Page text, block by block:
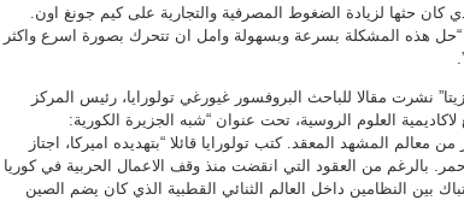
كان حثها لزيادة الضغوط المصرفية والتجارية على كيم جونغ اون.
“حل هذه المشكلة بسرعة وبسهولة وامل ان تتحرك بصورة اسرع واكثر
نشرت مقالا للباحث البروفسور غيورغي تولورايا، رئيس المركز
العلوم الروسية، تحت عنوان “شبه الجزيرة الكورية:
معالم المشهد المعقد. كتب تولورايا قائلا “بتهديده اميركا، اجتاز
بالرغم من العقود التي انقضت منذ وقف الاعمال الحربية في كوريا
او الاشتباك بين النظامين داخل العالم الثنائي القطبية الذي كان يضم الصين